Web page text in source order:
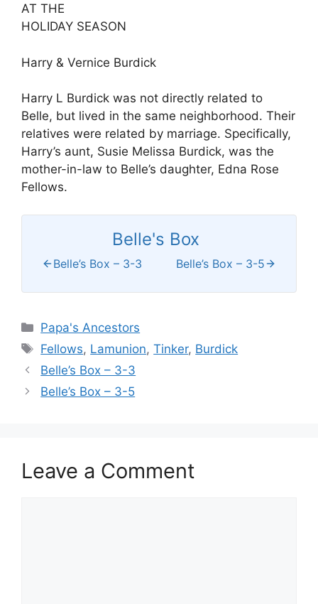
AT THE
HOLIDAY SEASON
Harry & Vernice Burdick
Harry L Burdick was not directly related to
Belle, but lived in the same neighborhood. Their
relatives were related by marriage. Specifically,
Harry’s aunt, Susie Melissa Burdick, was the
mother-in-law to Belle’s daughter, Edna Rose
Fellows.
Belle's Box
Belle’s Box – 3-3 Belle’s Box – 3-5
Categories
Papa's Ancestors
Tags
Fellows, Lamunion,Tinker, Burdick
Belle’s Box – 3-3
Belle’s Box – 3-5
Leave a Comment